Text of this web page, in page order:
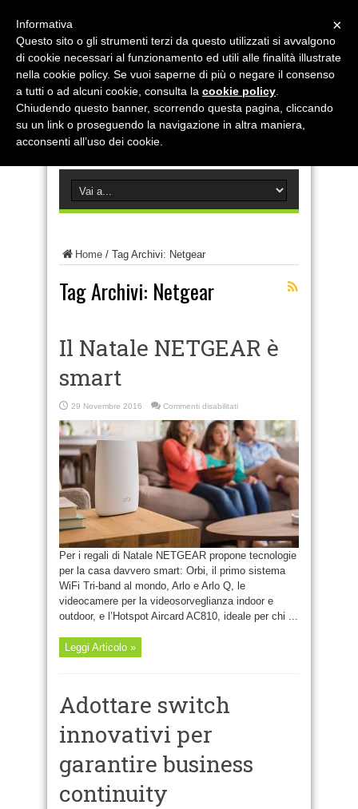
Home / Tag Archivi: Netgear
Tag Archivi: Netgear
Il Natale NETGEAR è
smart
29 Novembre 2016 Commenti disabilitatisu
Natale
NETGEAR
è
smart
Per i regali di Natale NETGEAR propone tecnologie
per la casa davvero smart: Orbi, il primo sistema
WiFi Tri-band al mondo, Arlo e Arlo Q, le
videocamere per la videosorveglianza indoor e
outdoor, e l’Hotspot Aircard AC810, ideale per chi ...
Leggi Articolo »
Adottare switch
innovativi per
garantire business
continuity
×
Informativa
Questo sito o gli strumenti terzi da questo utilizzati si avvalgono
di cookie necessari al funzionamento ed utili alle finalità illustrate
nella cookie policy. Se vuoi saperne di più o negare il consenso
a tutti o ad alcuni cookie, consulta la cookie policy
Chiudendo questo banner, scorrendo questa pagina, cliccando
su un link o proseguendo la navigazione in altra maniera,
acconsenti all’uso dei cookie.